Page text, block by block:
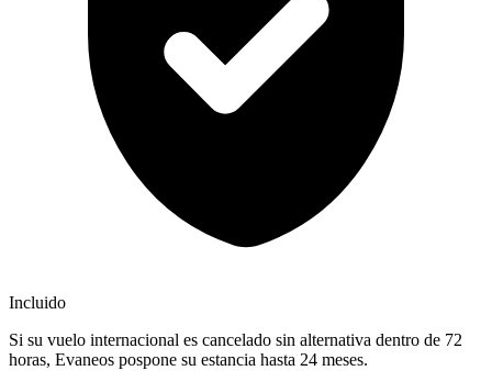
Incluido
Si su vuelo internacional es cancelado sin alternativa dentro de 72
horas, Evaneos pospone su estancia hasta 24 meses.